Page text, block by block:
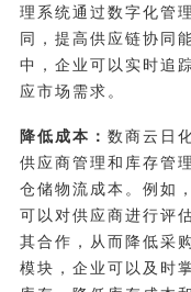
理系统通过数字化管
同，提高供应链协同
中，企业可以实时追
应市场需求。
降低成本： 数商云日
供应商管理和库存管
仓储物流成本。例如
可以对供应商进行评
其合作，从而降低采
模块，企业可以及时